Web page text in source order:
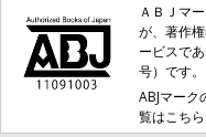
ＡＢＪマ
が、著作
ービスで
号）です。
ABJマーク
覧はこち